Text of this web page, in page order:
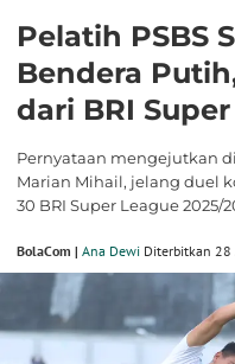
Pelatih PSBS
Bendera
dari BRI
Pernyataan mengejutkan
Marian Mihail, jelang duel
30 BRI Super League 2025/
BolaCom | Ana Dewi Diterbitkan